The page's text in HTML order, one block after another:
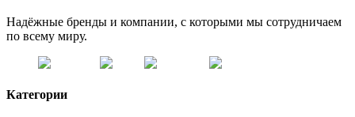
Надёжные бренды и компании, с которыми мы сотрудничаем
по всему миру.
Категории